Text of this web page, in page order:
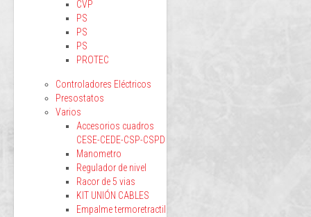
CVP
PS
PS
PS
PROTEC
Controladores Eléctricos
Presostatos
Varios
Accesorios cuadros
CESE-CEDE-CSP-CSPD
Manometro
Regulador de nivel
Racor de 5 vias
KIT UNIÓN CABLES
Empalme termoretractil